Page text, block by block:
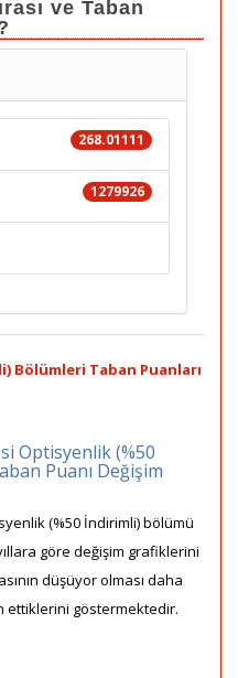
ve Taban
268.01111
1279926
Bölümleri Taban Puanları
Optisyenlik (%50
Puanı Değişim
(%50 İndirimli) bölümü
göre değişim grafiklerini
düşüyor olması daha
ettiklerini göstermektedir.